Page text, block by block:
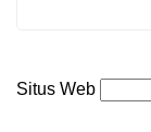
Situs Web